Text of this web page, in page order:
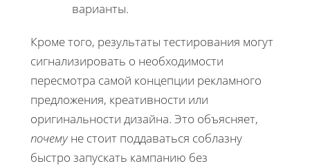
варианты.
Кроме того, результаты тестирования могут
сигнализировать о необходимости
пересмотра самой концепции рекламного
предложения, креативности или
оригинальности дизайна. Это объясняет,
почемуне стоит поддаваться соблазну
быстро запускать кампанию без